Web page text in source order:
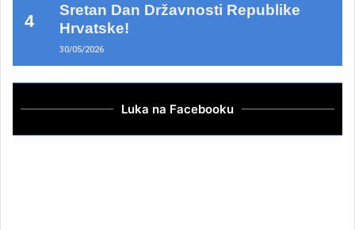
Sretan Dan Državnosti Republike
Hrvatske!
30/05/2026
Luka na Facebooku